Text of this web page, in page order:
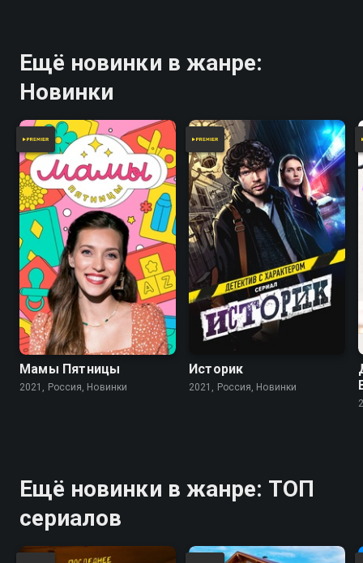
Ещё новинки в жанре:
Новинки
Мамы Пятницы
2021, Россия, Новинки
Историк
2021, Россия, Новинки
Ещё новинки в жанре: ТОП
сериалов